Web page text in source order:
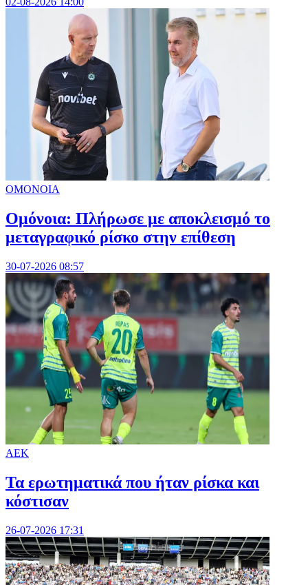
ΟΜΟΝΟΙΑ
Ομόνοια: Πλήρωσε με αποκλεισμό το
μεταγραφικό ρίσκο στην επίθεση
30-07-2026 08:57
ΑΕΚ
Τα ερωτηματικά που ήταν ρίσκα και
κόστισαν
26-07-2026 17:31